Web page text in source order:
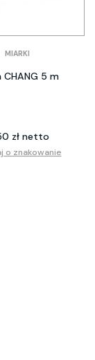
MIARKI
CHANG 5 m
zł netto
o znakowanie